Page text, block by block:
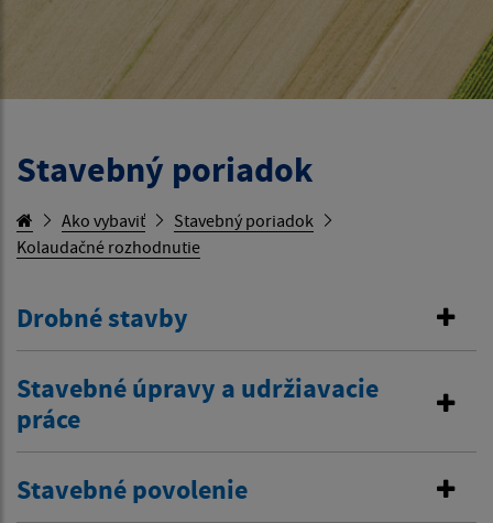
Stavebný poriadok
Ako vybaviť
Stavebný poriadok
Kolaudačné rozhodnutie
Drobné stavby
Stavebné úpravy a udržiavacie
práce
Stavebné povolenie